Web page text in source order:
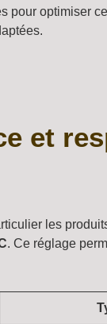
pour optimiser
et
les
. Ce réglage